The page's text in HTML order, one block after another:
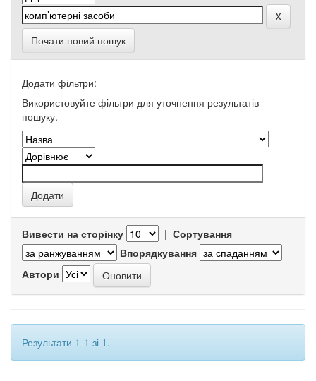
Почати новий пошук
Додати фільтри:
Використовуйте фільтри для уточнення результатів
пошуку.
Вивести на сторінку | Сортування
Впорядкування
Автори
Результати 1-1 зі 1.